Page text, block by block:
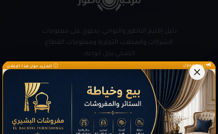
دليل إقليم الناظور والنواحي، يحتوي على معلومات
الشركات والمحلات التجارية ومعلومات القطاع
الصحي بجل أنواعه.
الصحة والمرافق
صيدليات الحراسة
إعلان ممول المزيد حول هذا الإعلان